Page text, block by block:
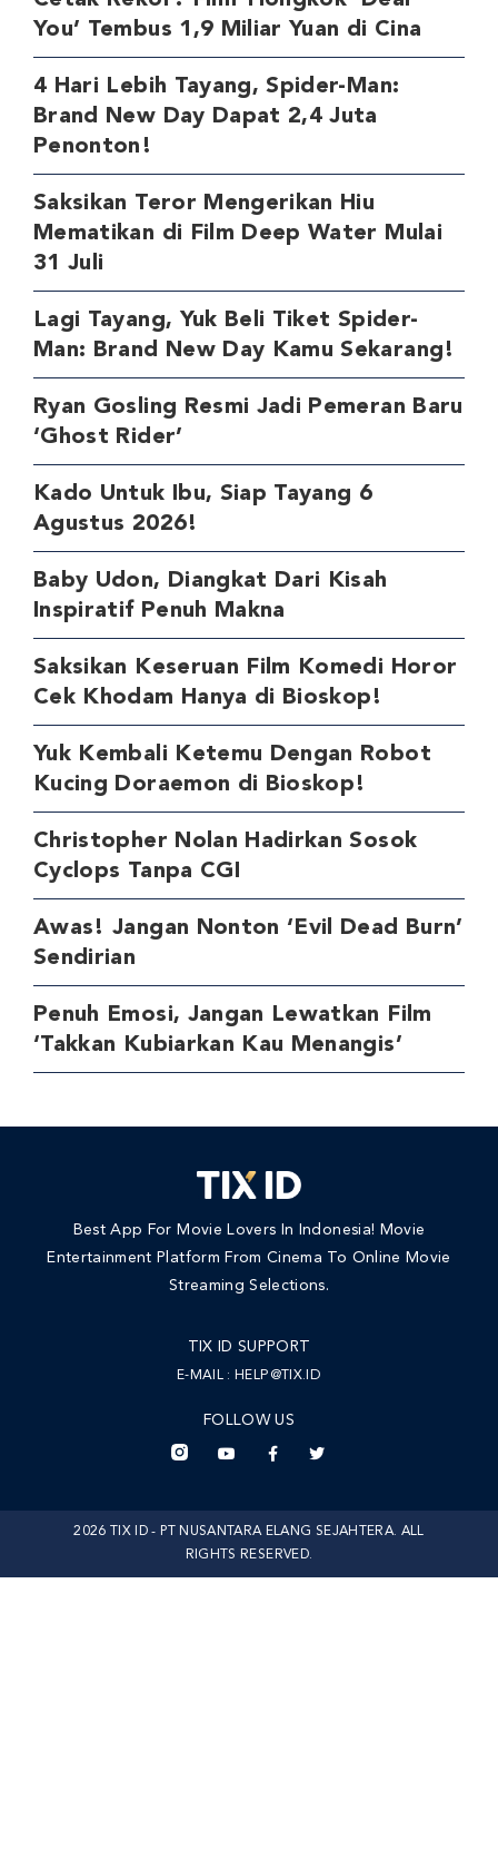
You’ Tembus 1,9 Miliar Yuan di Cina
4 Hari Lebih Tayang, Spider-Man:
Brand New Day Dapat 2,4 Juta
Penonton!
Saksikan Teror Mengerikan Hiu
Mematikan di Film Deep Water Mulai
31 Juli
Lagi Tayang, Yuk Beli Tiket Spider-
Man: Brand New Day Kamu Sekarang!
Ryan Gosling Resmi Jadi Pemeran Baru
‘Ghost Rider’
Kado Untuk Ibu, Siap Tayang 6
Agustus 2026!
Baby Udon, Diangkat Dari Kisah
Inspiratif Penuh Makna
Saksikan Keseruan Film Komedi Horor
Cek Khodam Hanya di Bioskop!
Yuk Kembali Ketemu Dengan Robot
Kucing Doraemon di Bioskop!
Christopher Nolan Hadirkan Sosok
Cyclops Tanpa CGI
Awas! Jangan Nonton ‘Evil Dead Burn’
Sendirian
Penuh Emosi, Jangan Lewatkan Film
‘Takkan Kubiarkan Kau Menangis’
Best App For Movie Lovers In Indonesia! Movie
Entertainment Platform From Cinema To Online Movie
Streaming Selections.
TIX ID SUPPORT
E-MAIL : HELP@TIX.ID
FOLLOW US
2026 TIX ID - PT NUSANTARA ELANG SEJAHTERA. ALL
RIGHTS RESERVED.